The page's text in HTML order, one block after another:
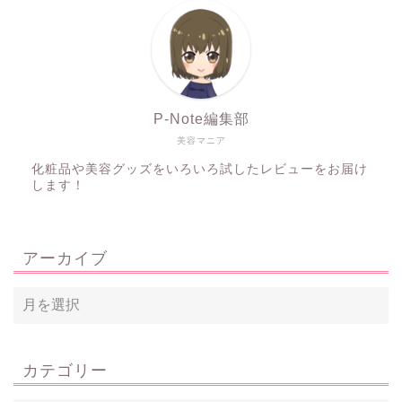
美容マニア
P-Note編集部
化粧品や美容グッズをいろいろ試したレビューをお届け
します！
アーカイブ
カテゴリー